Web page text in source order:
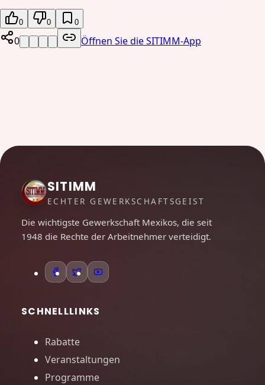
0 0 0
0 Öffnen Sie die SITIMM-App
SITIMM
ECHTER GEWERKSCHAFTSGEIST
Die wichtigste Gewerkschaft Mexikos, die seit
1948 die Rechte der Arbeitnehmer verteidigt.
SCHNELLLINKS
Rabatte
Veranstaltungen
Programme